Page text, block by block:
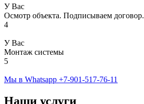
У Вас
Осмотр объекта. Подписываем договор.
4
У Вас
Монтаж системы
5
Мы в Whatsapp +7-901-517-76-11
Наши услуги